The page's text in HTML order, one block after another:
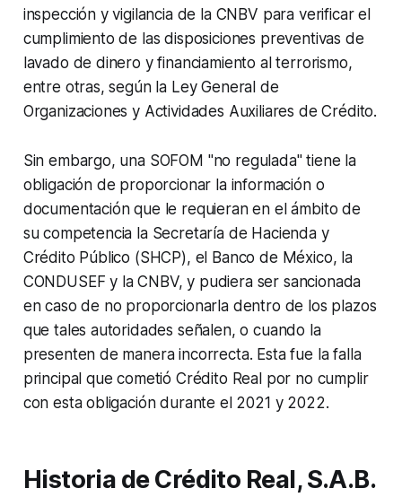
inspección y vigilancia de la CNBV para verificar el
cumplimiento de las disposiciones preventivas de
lavado de dinero y financiamiento al terrorismo,
entre otras, según la Ley General de
Organizaciones y Actividades Auxiliares de Crédito.
Sin embargo, una SOFOM "no regulada"tiene la
obligación de proporcionar la información o
documentación que le requieran en el ámbito de
su competencia la Secretaría de Hacienda y
Crédito Público (SHCP), el Banco de México, la
CONDUSEF y la CNBV, y pudiera ser sancionada
en caso de no proporcionarla dentro de los plazos
que tales autoridades señalen, o cuando la
presenten de manera incorrecta. Esta fue la falla
principal que cometió Crédito Real por no cumplir
con esta obligación durante el 2021 y 2022.
Historia de Crédito Real, S.A.B.